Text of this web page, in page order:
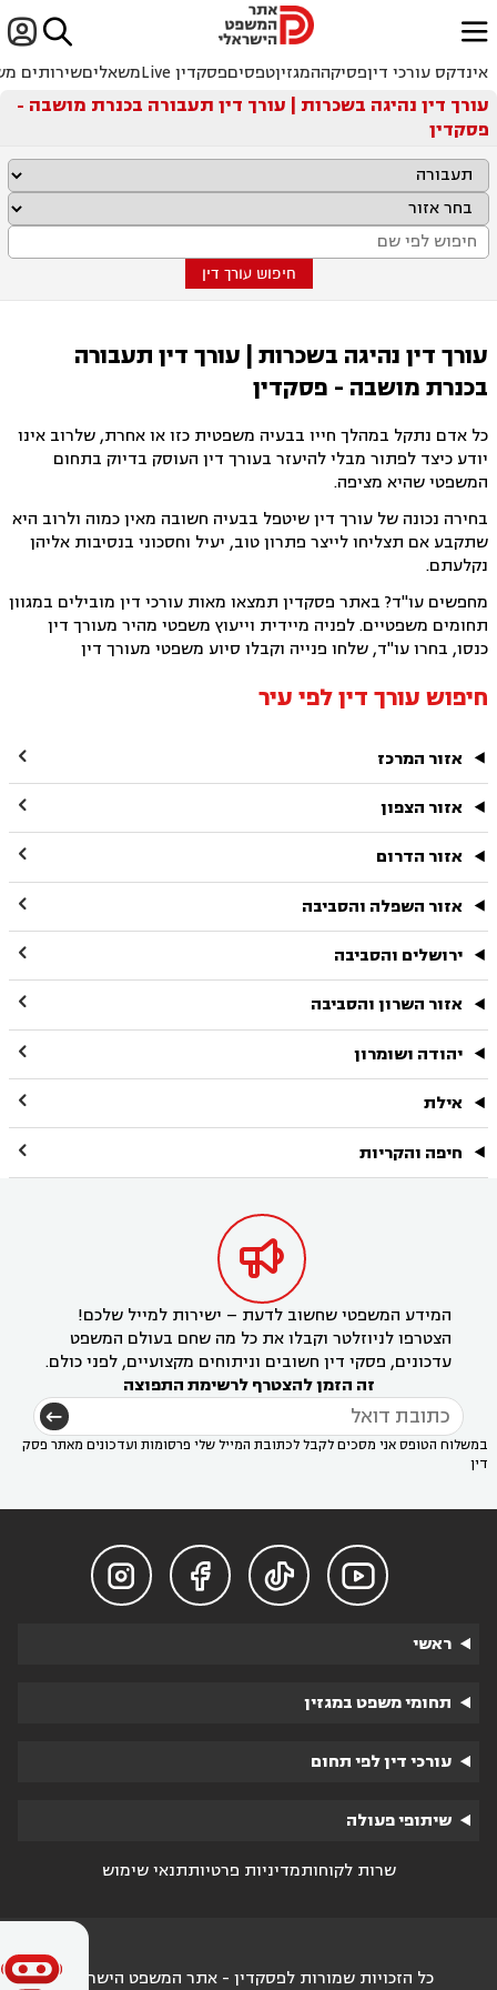

ﱐ
אינדקס עורכי דיןפסיקההמגזיןטפסיםפסקדין Live משאליםשירותים
עורך דין נהיגה בשכרות | עורך דין תעבורה בכנרת מושבה -
פסקדין
חיפוש עורך דין
עורך דין נהיגה בשכרות | עורך דין תעבורה
בכנרת מושבה - פסקדין
כל אדם נתקל במהלך חייו בבעיה משפטית כזו או אחרת, שלרוב אינו
יודע כיצד לפתור מבלי להיעזר בעורך דין העוסק בדיוק בתחום
המשפטי שהיא מציפה.
בחירה נכונה של עורך דין שיטפל בבעיה חשובה מאין כמוה ולרוב היא
שתקבע אם תצליחו לייצר פתרון טוב, יעיל וחסכוני בנסיבות אליהן
נקלעתם.
מחפשים עו"ד? באתר פסקדין תמצאו מאות עורכי דין מובילים במגוון
תחומים משפטיים. לפניה מיידית וייעוץ משפטי מהיר מעורך דין
כנסו, בחרו עו"ד, שלחו פנייה וקבלו סיוע משפטי מעורך דין
חיפוש עורך דין לפי עיר
אזור המרכז 
אזור הצפון 
אזור הדרום 
אזור השפלה והסביבה 
ירושלים והסביבה 
אזור השרון והסביבה 
יהודה ושומרון 
אילת 
חיפה והקריות 

המידע המשפטי שחשוב לדעת – ישירות למייל שלכם!
הצטרפו לניוזלטר וקבלו את כל מה שחם בעולם המשפט
עדכונים, פסקי דין חשובים וניתוחים מקצועיים, לפני כולם.
זה הזמן להצטרף לרשימת התפוצה
במשלוח הטופס אני מסכים לקבל לכתובת המייל שלי פרסומות ועדכונים מאתר פסק
דין




ראשי
תחומי משפט במגזין
עורכי דין לפי תחום
שיתופי פעולה
שרות לקוחותמדיניות פרטיותתנאי שימוש
כל הזכויות שמורות לפסקדין - אתר המשפט הישראלי